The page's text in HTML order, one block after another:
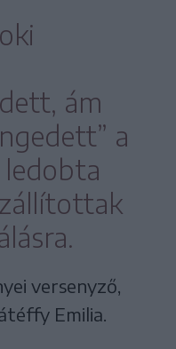
ám
a
versenyző,
Emilia.